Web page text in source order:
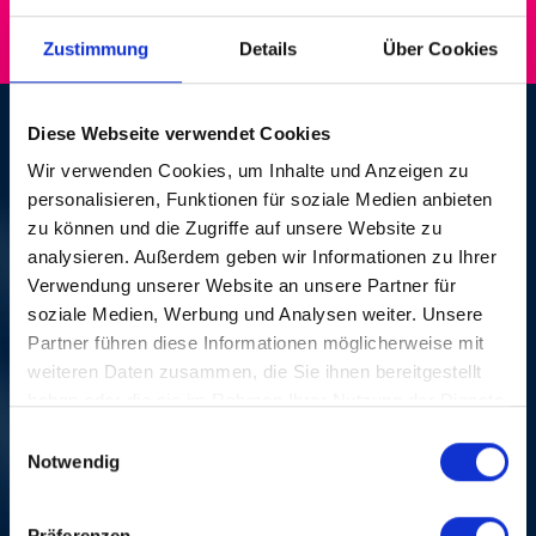
Zustimmung Details Über Cookies
Diese Webseite verwendet Cookies
Wir verwenden Cookies, um Inhalte und Anzeigen zu
personalisieren, Funktionen für soziale Medien anbieten
zu können und die Zugriffe auf unsere Website zu
analysieren. Außerdem geben wir Informationen zu Ihrer
Verwendung unserer Website an unsere Partner für
soziale Medien, Werbung und Analysen weiter. Unsere
Partner führen diese Informationen möglicherweise mit
weiteren Daten zusammen, die Sie ihnen bereitgestellt
Notwendig
CHUBBY CARRIER &
BAYOU SWAMP BAND
DI, 20. OKT. 1992,
20.30 UHR | CAJUN -
ZYDECO
Die Künstler Festivalausgabe 92 kamen aus den
Cajun-Zydeco-Abend wehte ein Hauch von New